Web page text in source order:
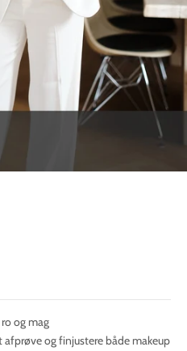
og mag
og finjustere både makeup